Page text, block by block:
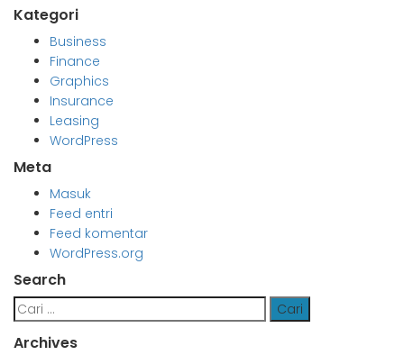
Kategori
Business
Finance
Graphics
Insurance
Leasing
WordPress
Meta
Masuk
Feed entri
Feed komentar
WordPress.org
Search
Cari
untuk:
Archives